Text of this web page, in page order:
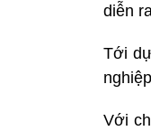
diễn
Tới
Với